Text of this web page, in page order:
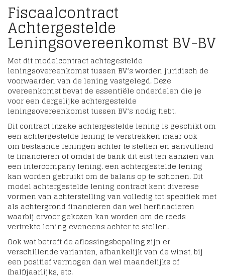
Fiscaalcontract
Achtergestelde
Leningsovereenkomst BV-BV
Met dit modelcontract achtegestelde
leningsovereenkomst tussen BV’s worden juridisch de
voorwaarden van de lening vastgelegd. Deze
overeenkomst bevat de essentiële onderdelen die je
voor een dergelijke achtergestelde
leningsovereenkomst tussen BV’s nodig hebt.
Dit contract inzake achtergestelde lening is geschikt om
een achtergestelde lening te verstrekken maar ook
om bestaande leningen achter te stellen en aanvullend
te financieren of omdat de bank dit eist ten aanzien van
een intercompany lening. een achtergestelde lening
kan worden gebruikt om de balans op te schonen. Dit
model achtergestelde lening contract kent diverese
vormen van achterstelling van volledig tot specifiek met
als achtergrond financieren dan wel herfinacieren
waarbij ervoor gekozen kan worden om de reeds
vertrekte lening eveneens achter te stellen.
Ook wat betreft de aflossingsbepaling zijn er
verschillende varianten, afhankelijk van de winst, bij
een positief vermogen dan wel maandelijks of
(half)jaarlijks, etc.